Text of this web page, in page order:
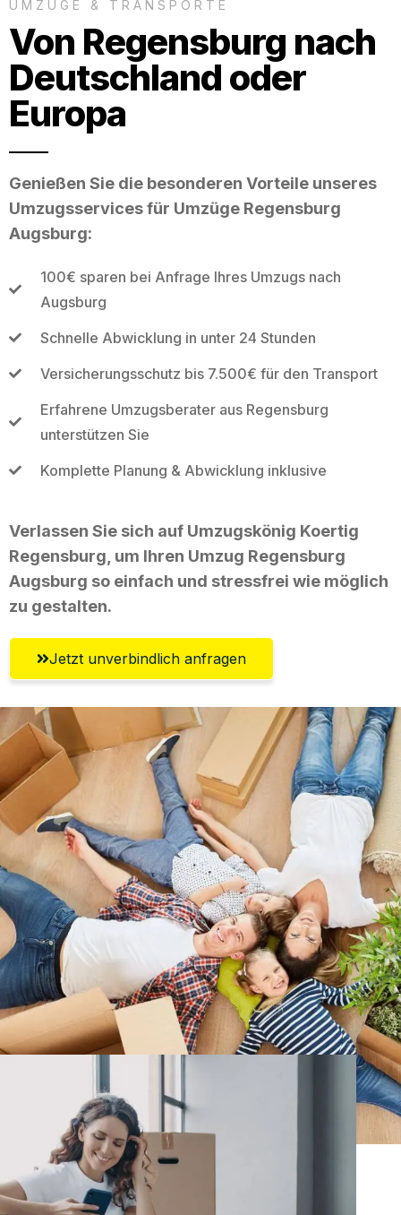
UMZÜGE & TRANSPORTE
Von Regensburg nach
Deutschland oder
Europa
Genießen Sie die besonderen Vorteile unseres
Umzugsservices für Umzüge Regensburg
Augsburg:
100€ sparen bei Anfrage Ihres Umzugs nach
Augsburg
Schnelle Abwicklung in unter 24 Stunden
Versicherungsschutz bis 7.500€ für den Transport
Erfahrene Umzugsberater aus Regensburg
unterstützen Sie
Komplette Planung & Abwicklung inklusive
Verlassen Sie sich auf Umzugskönig Koertig
Regensburg, um Ihren Umzug Regensburg
Augsburg so einfach und stressfrei wie möglich
zu gestalten.
Jetzt unverbindlich anfragen